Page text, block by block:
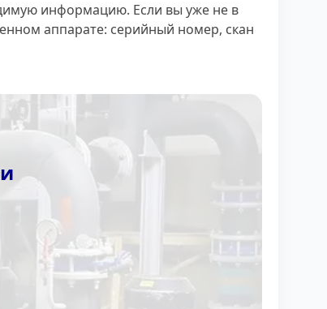
информацию. Если вы уже не в
аппарате: серийный номер, скан